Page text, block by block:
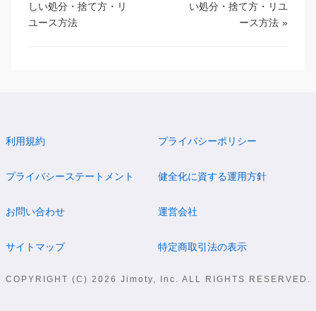
しい処分・捨て方・リ
ユース方法
い処分・捨て方・リユ
ース方法 »
利用規約 プライバシーポリシー
プライバシーステートメント 健全化に資する運用方針
お問い合わせ 運営会社
サイトマップ 特定商取引法の表示
COPYRIGHT (C) 2026 Jimoty, Inc. ALL RIGHTS RESERVED.